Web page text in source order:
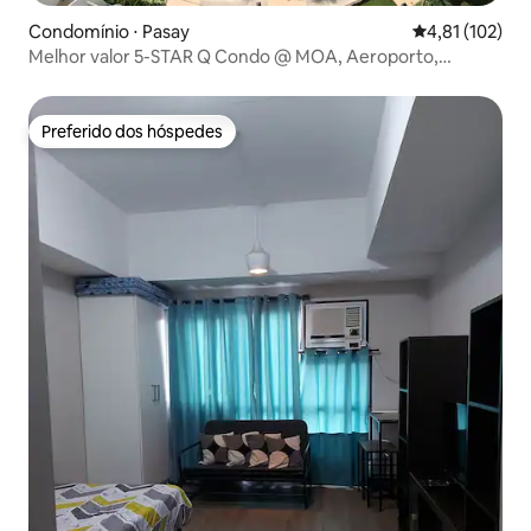
Condomínio ⋅ Pasay 4,81 de uma
4,81 (102)
Melhor valor 5-STAR Q Condo @ MOA, Aeroporto,
Preferido dos hóspedes
Preferido dos hóspedes